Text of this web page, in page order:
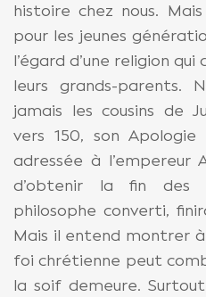
histoire chez nous.
pour les jeunes
l’égard d’une religion
leurs grands-parents.
jamais les cousins de
vers 150, son
adressée à l’empereur
d’obtenir la fin des
philosophe converti,
Mais il entend montrer à
foi chrétienne peut
la soif demeure.